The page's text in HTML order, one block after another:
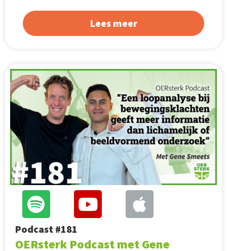
Lees meer
Podcast #181
OERsterk Podcast met Gene